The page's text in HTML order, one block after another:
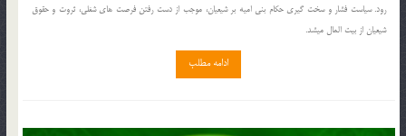
رود. سیاست فشار و سخت گیری حکام بنی امیه بر شیعیان، موجب از دست رفتن فرصت های شغلی، ثروت و حقوق
شیعیان از بیت المال میشد.
ادامه مطلب